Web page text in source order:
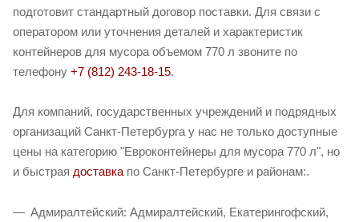
подготовит стандартный договор поставки. Для связи с
оператором или уточнения деталей и характеристик
контейнеров для мусора объемом 770 л звоните по
телефону +7 (812) 243-18-15.
Для компаний, государственных учреждений и подрядных
организаций Санкт-Петербурга у нас не только доступные
цены на категорию "Евроконтейнеры для мусора 770 л", но
и быстрая доставка по Санкт-Петербурге и районам:.
Адмиралтейский: Адмиралтейский, Екатерингофский,